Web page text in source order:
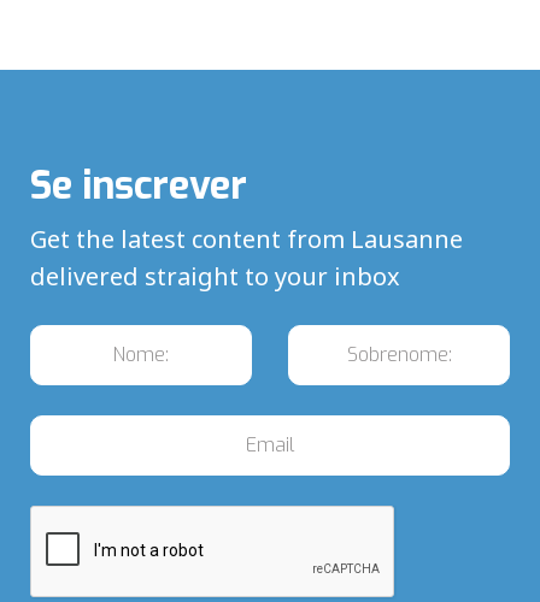
Se inscrever
Get the latest content from Lausanne
delivered straight to your inbox